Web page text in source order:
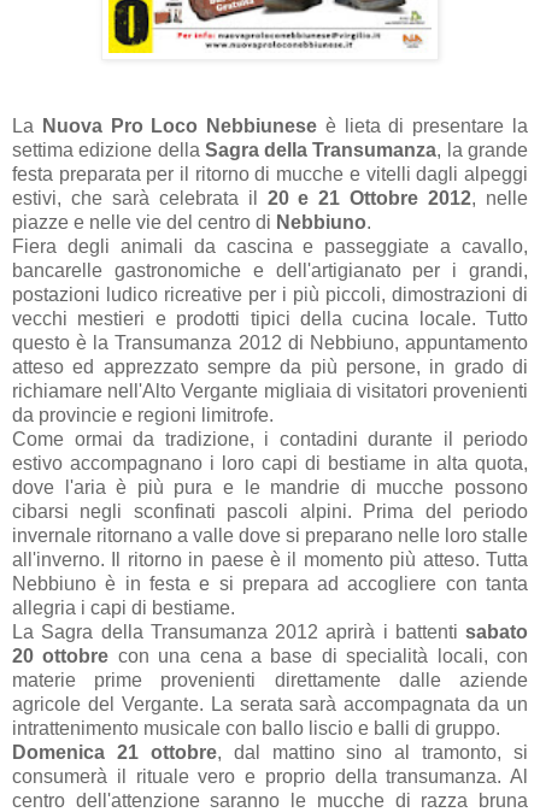
La Nuova Pro Loco Nebbiunese è lieta di presentare la
settima edizione della Sagra della Transumanza, la grande
festa preparata per il ritorno di mucche e vitelli dagli alpeggi
estivi, che sarà celebrata il 20 e 21 Ottobre 2012, nelle
piazze e nelle vie del centro di Nebbiuno.
Fiera degli animali da cascina e passeggiate a cavallo,
bancarelle gastronomiche e dell'artigianato per i grandi,
postazioni ludico ricreative per i più piccoli, dimostrazioni di
vecchi mestieri e prodotti tipici della cucina locale. Tutto
questo è la Transumanza 2012 di Nebbiuno, appuntamento
atteso ed apprezzato sempre da più persone, in grado di
richiamare nell'Alto Vergante migliaia di visitatori provenienti
da provincie e regioni limitrofe.
Come ormai da tradizione, i contadini durante il periodo
estivo accompagnano i loro capi di bestiame in alta quota,
dove l'aria è più pura e le mandrie di mucche possono
cibarsi negli sconfinati pascoli alpini. Prima del periodo
invernale ritornano a valle dove si preparano nelle loro stalle
all'inverno. Il ritorno in paese è il momento più atteso. Tutta
Nebbiuno è in festa e si prepara ad accogliere con tanta
allegria i capi di bestiame.
La Sagra della Transumanza 2012 aprirà i battenti sabato
20 ottobre con una cena a base di specialità locali, con
materie prime provenienti direttamente dalle aziende
agricole del Vergante. La serata sarà accompagnata da un
intrattenimento musicale con ballo liscio e balli di gruppo.
Domenica 21 ottobre, dal mattino sino al tramonto, si
consumerà il rituale vero e proprio della transumanza. Al
centro dell'attenzione saranno le mucche di razza bruna